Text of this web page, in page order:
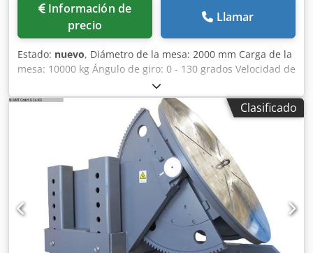
Información de
precio
Llamar
Estado: nuevo, Diámetro de la mesa: 2000 mm Carga de la
mesa: 10000 kg Ángulo de giro: 0 - 130 grados Velocidad de
rotación: 0,02 - 0,2 rpm Ajuste de altura: 1450 - 2200 mm
Par en el plato giratorio: 20000 Nm Potencia del motor: 1,5
/ 2,0 kW Corriente de soldadura: 1000 amperios - Ajuste de
altura manual. Dcjdpfofv Ay Ijx Am Aok - Sistema de
engranajes autoblocante, lo que minimiza el juego y el
retroceso en caso de carga excéntrica. - Componentes
electrónicos de Schneider, Siemens y Delta. - Velocidad
variable y continua del plato giratorio mediante control de
frecuencia. - Alta estabilidad gracias a la robusta
construcción. - Certificación CE. La serie D-HBE se
suministra en su versión estándar con un mando a
distancia por cable y un pedal.
Clasificado